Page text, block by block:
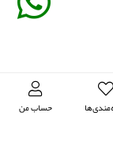
حساب من